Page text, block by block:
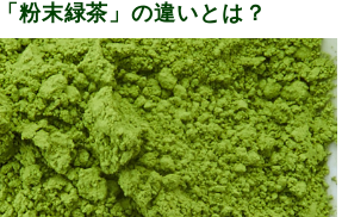
粉末緑茶」の違いとは？